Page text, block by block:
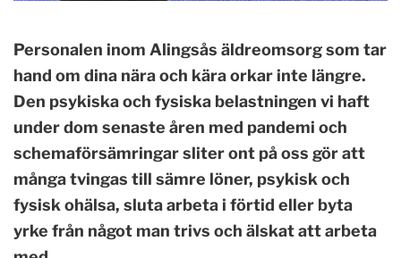
Personalen inom Alingsås äldreomsorg som tar
hand om dina nära och kära orkar inte längre.
Den psykiska och fysiska belastningen vi haft
under dom senaste åren med pandemi och
schemaförsämringar sliter ont på oss gör att
många tvingas till sämre löner, psykisk och
fysisk ohälsa, sluta arbeta i förtid eller byta
yrke från något man trivs och älskat att arbeta